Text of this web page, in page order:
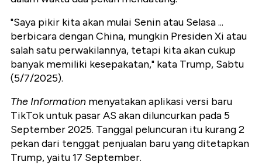
"Saya pikir kita akan mulai Senin atau Selasa ...
berbicara dengan China, mungkin Presiden Xi atau
salah satu perwakilannya, tetapi kita akan cukup
banyak memiliki kesepakatan," kata Trump, Sabtu
(5/7/2025).
The Information menyatakan aplikasi versi baru
TikTok untuk pasar AS akan diluncurkan pada 5
September 2025. Tanggal peluncuran itu kurang 2
pekan dari tenggat penjualan baru yang ditetapkan
Trump, yaitu 17 September.